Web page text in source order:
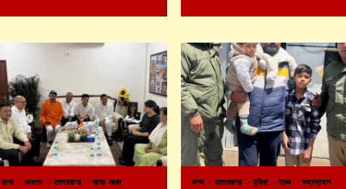
अन्य अपराध उत्तराखण्ड
खास खबर
अन्य उत्तराखण्ड पुलिस राज्य रुद्रप्रयाग